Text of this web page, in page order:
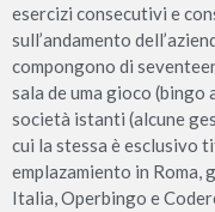
esercizi consecutivi e
sull’andamento
compongono di
sala de uma gioco
società istanti (alcune
cui la stessa è esclusivo
emplazamiento in
Italia, Operbingo e